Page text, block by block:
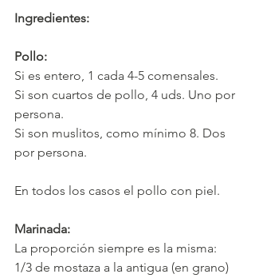
Ingredientes:
Pollo:
Si es entero, 1 cada 4-5 comensales.
Si son cuartos de pollo, 4 uds. Uno por
persona.
Si son muslitos, como mínimo 8. Dos
por persona.
En todos los casos el pollo con piel.
Marinada:
La proporción siempre es la misma:
1/3 de mostaza a la antigua (en grano)